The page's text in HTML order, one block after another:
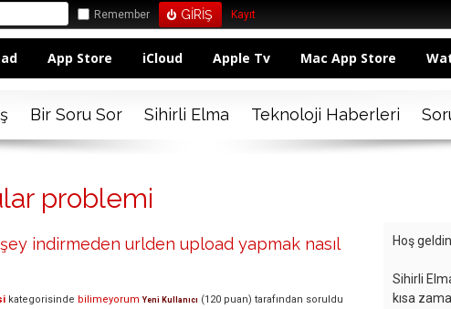
Remember Kayıt
App Store iCloud Apple Tv Mac App Store
Bir Soru Sor Sihirli Elma Teknoloji Haberleri
problemi
indirmeden urlden upload yapmak nasıl
kategorisinde bilimeyorum Yeni Kullanıcı (120 puan) tarafından soruldu
Hoş
Sihirli
kısa